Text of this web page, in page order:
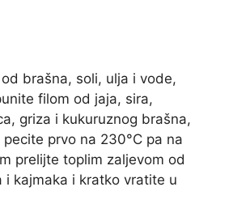
brašna, soli, ulja i vode,
filom od jaja, sira,
griza i kukuruznog brašna,
prvo na 230°C pa na
prelijte toplim zaljevom od
i kajmaka i kratko vratite u